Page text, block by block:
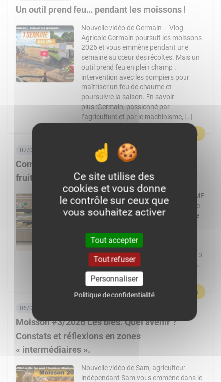
Un outil prend feu… pendant les moissons !
Nouvelle vidéo de Germain – Vlog
Agricole Germain poursuit les moissons
2026 et vous emmène pendant une
semaine au cœur des récoltes. Mais un
outil prend feu en plein champ :
intervention avec les pompiers pour
maîtriser un feu de chaume et
poursuivre la saison. En savoir
plus :Germain, passionné par
l’agriculture et par le machinisme, […]
En savoir plus
Comment Frais Émincés dynamise le rayon
fruits et légumes ?
07/08/2026, 06:00
Spécialiste de la fraîche découpe, la PME
de Pontchâteau affiche une croissance
à deux chiffres. Elle transforme plus de
réalise 80 % de ses ventes en GMS.
L’usine Frais Émincés de Pontchâteau
(44) pourrait cette année dépasser les 3
000 t de fruits et légumes transformés.
Un volume réalisé […]
En savoir plus
Moisson #3/2026 Les blés. Quel avenir ?
Constats et réflexions en zones
« intermédiaires ».
06/08/2026, 08:00
Nouvelle vidéo de Sam, agriculteur
indépendant Sam vous emmène dans le
Ce site utilise des
cookies et vous donne
le contrôle sur ceux que
vous souhaitez activer
Tout accepter
Tout refuser
Personnaliser
Politique de confidentialité